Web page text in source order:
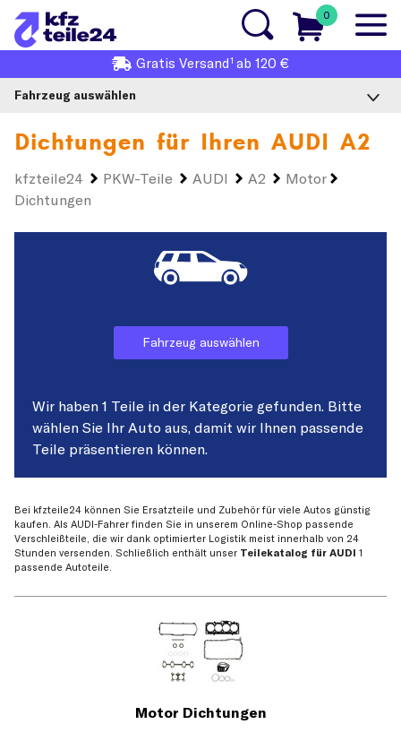
0
Gratis Versand1 ab 120 €
Fahrzeug auswählen
Dichtungen für Ihren AUDI A2
kfzteile24 PKW-Teile AUDI A2
Motor
Dichtungen
Fahrzeug auswählen
Wir haben 1 Teile in der Kategorie gefunden. Bitte
wählen Sie Ihr Auto aus, damit wir Ihnen passende
Teile präsentieren können.
Bei kfzteile24 können Sie Ersatzteile und Zubehör für viele Autos günstig
kaufen. Als AUDI-Fahrer finden Sie in unserem Online-Shop passende
Verschleißteile, die wir dank optimierter Logistik meist innerhalb von 24
Stunden versenden. Schließlich enthält unser Teilekatalog für AUDI 1
passende Autoteile.
Motor Dichtungen